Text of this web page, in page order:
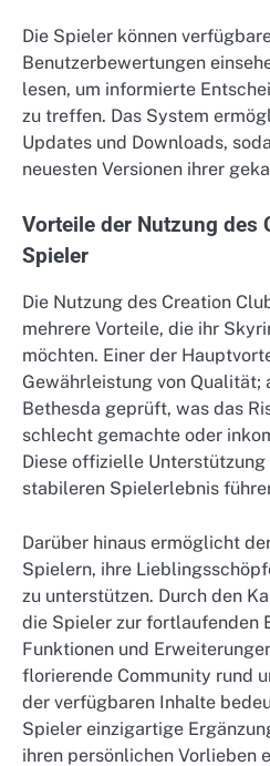
Die Spieler können
Benutzerbewertungen
lesen, um informierte
zu treffen. Das System
Updates und Downloads,
neuesten Versionen ihrer
Vorteile der Nutzung des
Spieler
Die Nutzung des Creation
mehrere Vorteile, die ihr
möchten. Einer der
Gewährleistung von Qualität;
Bethesda geprüft, was das
schlecht gemachte oder
Diese offizielle Unterstützung
stabileren Spielerlebnis
Darüber hinaus ermöglicht
Spielern, ihre
zu unterstützen. Durch den
die Spieler zur fortlaufenden
Funktionen und
florierende Community rund
der verfügbaren Inhalte
Spieler einzigartige
ihren persönlichen Vorlieben